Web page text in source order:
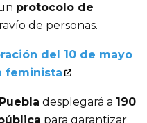
protocolo de
de personas.
del 10 de mayo
feminista
desplegará a 190
para garantizar